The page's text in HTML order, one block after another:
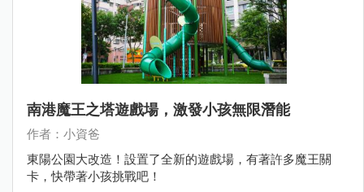
南港魔王之塔遊戲場，激發小孩無限潛能
作者：小資爸
東陽公園大改造！設置了全新的遊戲場，有著許多魔王關
卡，快帶著小孩挑戰吧！